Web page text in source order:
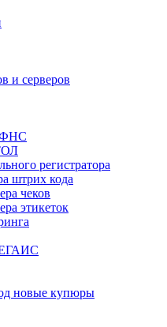
и серверов
регистратора
штрих кода
чеков
этикеток
новые купюры